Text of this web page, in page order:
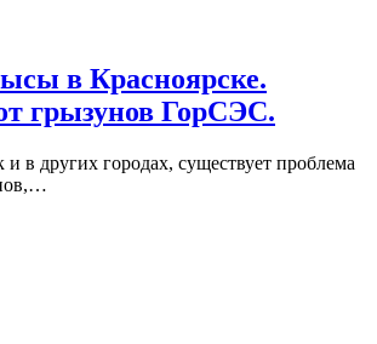
в Красноярске.
грызунов ГорСЭС.
и в других городах, существует проблема